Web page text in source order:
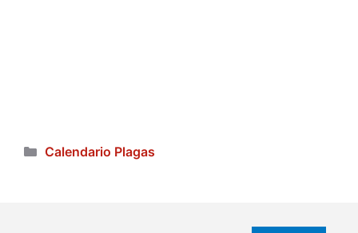
Categorías
Calendario Plagas